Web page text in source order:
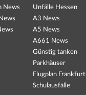
News
Unfälle Hessen
A3 News
A5 News
A661 News
Günstig tanken
Parkhäuser
Flugplan Frankfurt
Schulausfälle